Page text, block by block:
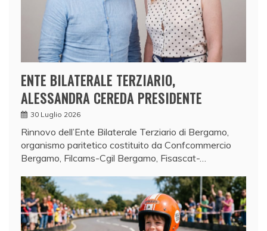
ENTE BILATERALE TERZIARIO,
ALESSANDRA CEREDA PRESIDENTE
30 Luglio 2026
Rinnovo dell’Ente Bilaterale Terziario di Bergamo,
organismo paritetico costituito da Confcommercio
Bergamo, Filcams-Cgil Bergamo, Fisascat-…